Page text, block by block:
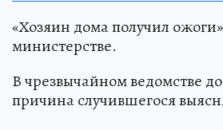
«Хозяин дома получил
министерстве.
В чрезвычайном ведомстве
причина случившегося